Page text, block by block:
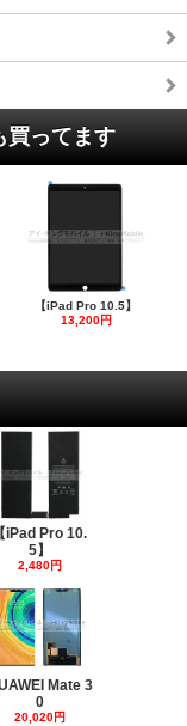
買ってます
【iPad Pro 10.5】
13,200円
【iPad Pro 10.
5】
2,480円
Mate 3
0
20,020円